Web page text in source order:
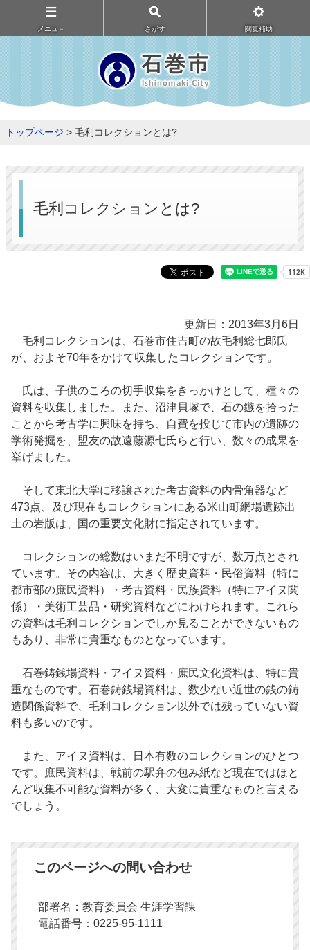
メニュ－ さがす 閲覧補助
トップページ > 毛利コレクションとは?
毛利コレクションとは?
更新日：2013年3月6日
毛利コレクションは、石巻市住吉町の故毛利総七郎氏
が、およそ70年をかけて収集したコレクションです。
氏は、子供のころの切手収集をきっかけとして、種々の
資料を収集しました。また、沼津貝塚で、石の鏃を拾った
ことから考古学に興味を持ち、自費を投じて市内の遺跡の
学術発掘を、盟友の故遠藤源七氏らと行い、数々の成果を
挙げました。
そして東北大学に移譲された考古資料の内骨角器など
473点、及び現在もコレクションにある米山町網場遺跡出
土の岩版は、国の重要文化財に指定されています。
コレクションの総数はいまだ不明ですが、数万点とされ
ています。その内容は、大きく歴史資料・民俗資料（特に
都市部の庶民資料）・考古資料・民族資料（特にアイヌ関
係）・美術工芸品・研究資料などにわけられます。これら
の資料は毛利コレクションでしか見ることができないもの
もあり、非常に貴重なものとなっています。
石巻鋳銭場資料・アイヌ資料・庶民文化資料は、特に貴
重なものです。石巻鋳銭場資料は、数少ない近世の銭の鋳
造関係資料で、毛利コレクション以外では残っていない資
料も多いのです。
また、アイヌ資料は、日本有数のコレクションのひとつ
です。庶民資料は、戦前の駅弁の包み紙など現在ではほと
んど収集不可能な資料が多く、大変に貴重なものと言える
でしょう。
このページへの問い合わせ
部署名：教育委員会 生涯学習課
電話番号：0225-95-1111